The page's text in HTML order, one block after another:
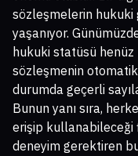
sözleşmelerin hukuki
yaşanıyor.
hukuki statüsü henüz
sözleşmenin
durumda geçerli
Bunun yanı sıra,
erişip kullanabileceği
deneyim gerektiren